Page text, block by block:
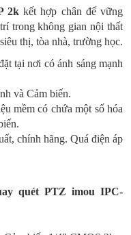
2k kết hợp chân đế vững
trong không gian nội thất
thị, tòa nhà, trường học.
tại nơi có ánh sáng mạnh
và Cảm biến.
mềm có chứa một số hóa
chính hãng. Quá điện áp
quét PTZimou IPC-